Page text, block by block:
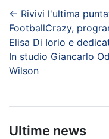
← Rivivi l'ultima
FootballCrazy,
Elisa Di Iorio e
In studio Giancarlo
Wilson
Ultime news